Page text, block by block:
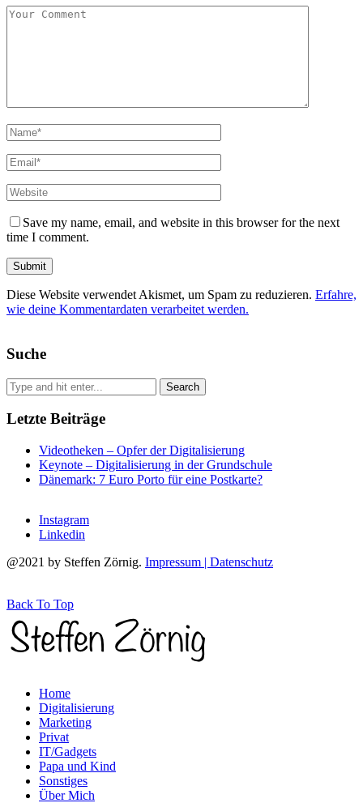
Save my name, email, and website in this browser for the next
time I comment.
Diese Website verwendet Akismet, um Spam zu reduzieren. Erfahre,
wie deine Kommentardaten verarbeitet werden.
Suche
Letzte Beiträge
Videotheken – Opfer der Digitalisierung
Keynote – Digitalisierung in der Grundschule
Dänemark: 7 Euro Porto für eine Postkarte?
Instagram
Linkedin
@2021 by Steffen Zörnig. Impressum | Datenschutz
Back To Top
Home
Digitalisierung
Marketing
Privat
IT/Gadgets
Papa und Kind
Sonstiges
Über Mich